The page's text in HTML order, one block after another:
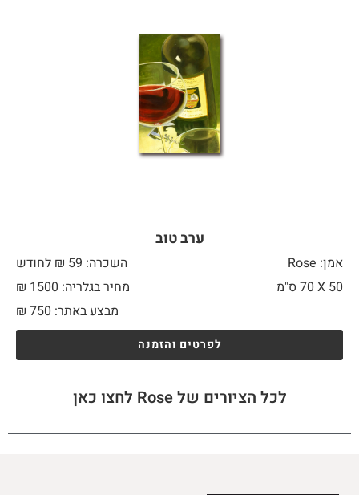
ערב טוב
אמן: Rose
השכרה: 59 ₪ לחודש
50 X
מחיר בגלריה: 1500 ₪
מבצע באתר:
₪ 750
לפרטים והזמנה
לכל הציורים של Rose לחצו כאן